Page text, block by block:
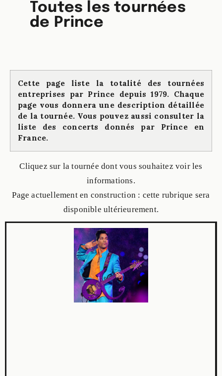
Toutes les tournées
de Prince
Cette page liste la totalité des tournées
entreprises par Prince depuis 1979. Chaque
page vous donnera une description détaillée
de la tournée. Vous pouvez aussi consulter la
liste des concerts donnés par Prince en
France.
Cliquez sur la tournée dont vous souhaitez voir les
informations.
Page actuellement en construction : cette rubrique sera
disponible ultérieurement.